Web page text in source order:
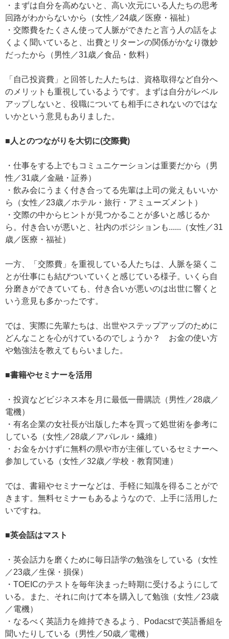
・まずは自分を高めないと、高い次元にいる人たちの思考
回路がわからないから（女性／24歳／医療・福祉）
・交際費をたくさん使って人脈ができたと言う人の話をよ
くよく聞いていると、出費とリターンの関係がかなり微妙
だったから（男性／31歳／食品・飲料）
「自己投資費」と回答した人たちは、資格取得など自分へ
のメリットも重視しているようです。まずは自分がレベル
アップしないと、役職についても相手にされないのではな
いかという意見もありました。
■人とのつながりを大切に(交際費)
・仕事をする上でもコミュニケーションは重要だから（男
性／31歳／金融・証券）
・飲み会にうまく付き合ってる先輩は上司の覚えもいいか
ら（女性／23歳／ホテル・旅行・アミューズメント）
・交際の中からヒントが見つかることが多いと感じるか
ら。付き合いが悪いと、社内のポジションも......（女性／31
歳／医療・福祉）
一方、「交際費」を重視している人たちは、人脈を築くこ
とが仕事にも結びついていくと感じている様子。いくら自
分磨きができていても、付き合いが悪いのは出世に響くと
いう意見も多かったです。
では、実際に先輩たちは、出世やステップアップのために
どんなことを心がけているのでしょうか？ お金の使い方
や勉強法を教えてもらいました。
■書籍やセミナーを活用
・投資などビジネス本を月に最低一冊購読（男性／28歳／
電機）
・有名企業の女社長が出版した本を買って処世術を参考に
している（女性／28歳／アパレル・繊維）
・お金をかけずに無料の県や市が主催しているセミナーへ
参加している（女性／32歳／学校・教育関連）
では、書籍やセミナーなどは、手軽に知識を得ることがで
きます。無料セミナーもあるようなので、上手に活用した
いですね。
■英会話はマスト
・英会話力を磨くために毎日語学の勉強をしている（女性
／23歳／生保・損保）
・TOEICのテストを毎年決まった時期に受けるようにして
いる。また、それに向けて本を購入して勉強（女性／23歳
／電機）
・なるべく英語力を維持できるよう、Podacstで英語番組を
聞いたりしている（男性／50歳／電機）